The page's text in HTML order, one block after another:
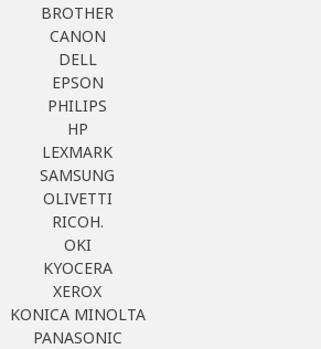
BROTHER
CANON
DELL
EPSON
PHILIPS
HP
LEXMARK
SAMSUNG
OLIVETTI
RICOH.
OKI
KYOCERA
XEROX
KONICA MINOLTA
PANASONIC